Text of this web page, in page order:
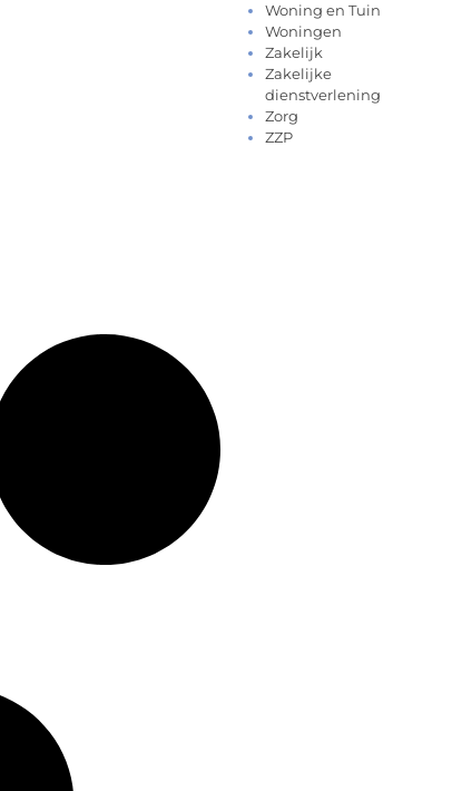
Woning en Tuin
Woningen
Zakelijk
Zakelijke
dienstverlening
Zorg
ZZP